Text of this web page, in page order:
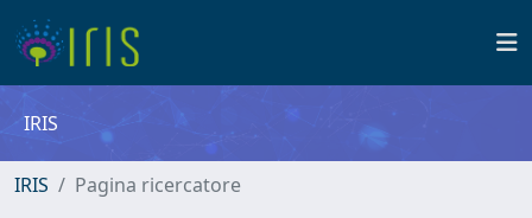
IRIS
IRIS Pagina ricercatore